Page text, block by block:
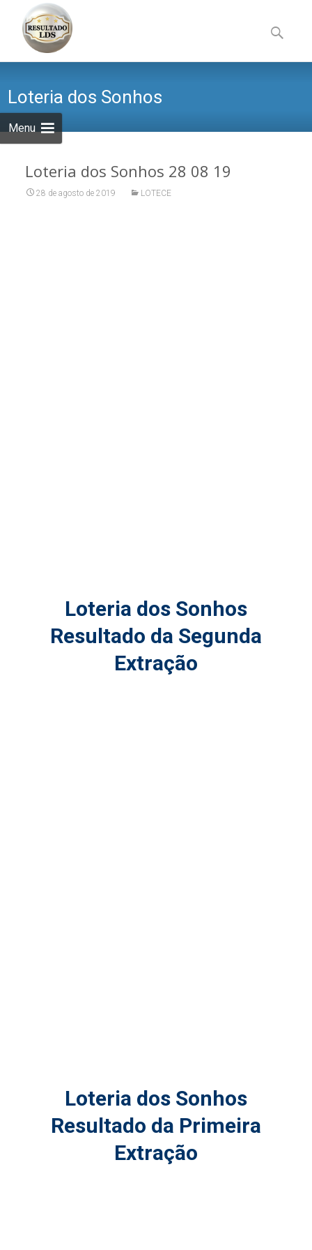
Menu
to
content
por:
Loteria dos Sonhos
Loteria dos Sonhos 28 08 19
28 de agosto de 2019 LOTECE
Loteria dos Sonhos
Resultado da Segunda
Extração
Loteria dos Sonhos
Resultado da Primeira
Extração